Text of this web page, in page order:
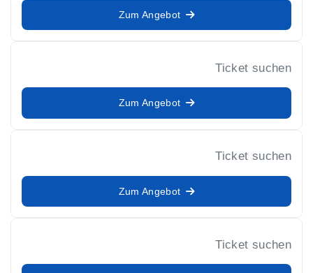
Zum Angebot
Ticket suchen
Zum Angebot
Ticket suchen
Zum Angebot
Ticket suchen